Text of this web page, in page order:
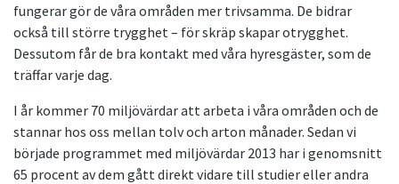
fungerar gör de våra områden mer trivsamma. De bidrar
också till större trygghet – för skräp skapar otrygghet.
Dessutom får de bra kontakt med våra hyresgäster, som de
träffar varje dag.
I år kommer 70 miljövärdar att arbeta i våra områden och de
stannar hos oss mellan tolv och arton månader. Sedan vi
började programmet med miljövärdar 2013 har i genomsnitt
65 procent av dem gått direkt vidare till studier eller andra